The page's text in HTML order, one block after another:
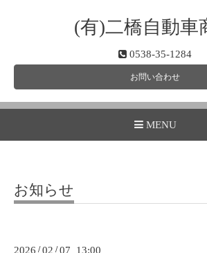
(有)二橋自動車
0538-35-1284
お問い合わせ
MENU
お知らせ
2026 /02 /07 13:00